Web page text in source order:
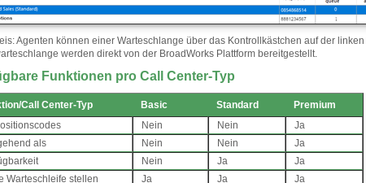
Agenten können einer Warteschlange über das Kontrollkästchen auf der
werden direkt von der BroadWorks Plattform bereitgestellt.
Funktionen pro Call Center-Typ
/Call Center-Typ Basic Standard
Premium
Nein Nein
Ja
als
Nein Nein
Ja
Nein Ja
Ja
Warteschleife stellen
Ja Ja
Ja